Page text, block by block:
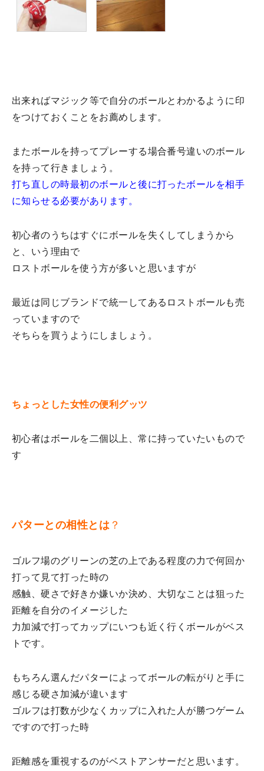
出来ればマジック等で自分のボールとわかるように印
をつけておくことをお薦めします。
またボールを持ってプレーする場合番号違いのボール
を持って行きましょう。
打ち直しの時最初のボールと後に打ったボールを相手
に知らせる必要があります。
初心者のうちはすぐにボールを失くしてしまうから
と、いう理由で
ロストボールを使う方が多いと思いますが
最近は同じブランドで統一してあるロストボールも売
っていますので
そちらを買うようにしましょう。
ちょっとした女性の便利グッツ
初心者はボールを二個以上、常に持っていたいもので
す
パターとの相性とは ？
ゴルフ場のグリーンの芝の上である程度の力で何回か
打って見て打った時の
感触、硬さで好きか嫌いか決め、大切なことは狙った
距離を自分のイメージした
力加減で打ってカップにいつも近く行くボールがベス
トです。
もちろん選んだパターによってボールの転がりと手に
感じる硬さ加減が違います
ゴルフは打数が少なくカップに入れた人が勝つゲーム
ですので打った時
距離感を重視するのがベストアンサーだと思います。